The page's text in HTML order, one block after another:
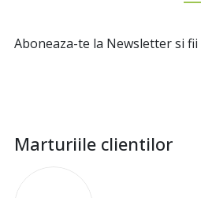
Aboneaza-te la Newsletter si
Marturiile clientilor